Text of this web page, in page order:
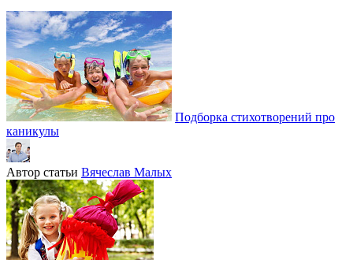
Подборка стихотворений про
каникулы
Автор статьи Вячеслав Малых